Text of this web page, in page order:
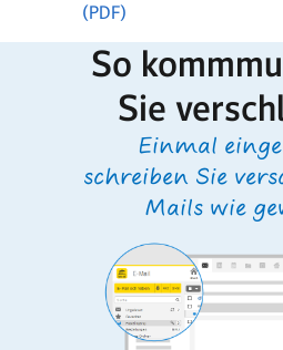
(PDF)
So
Sie
Einmal
schreiben Sie
Mails wie